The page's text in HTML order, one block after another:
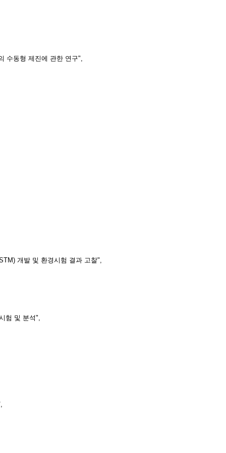
수동형 제진에 관한 연구",
개발 및 환경시험 결과 고찰",
험 및 분석",